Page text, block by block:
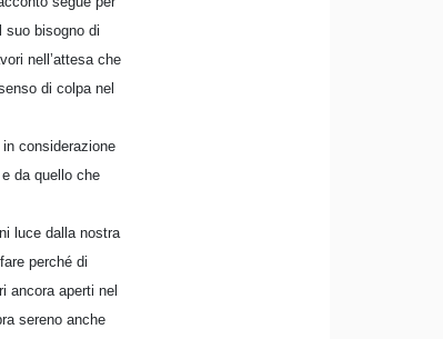
suo bisogno di
nell’attesa che
di colpa nel
considerazione
da quello che
luce dalla nostra
perché di
ancora aperti nel
sereno anche